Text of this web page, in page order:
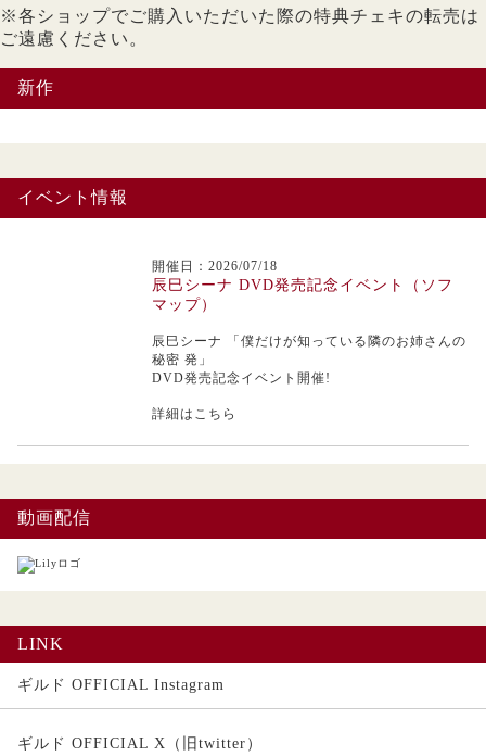
※各ショップでご購入いただいた際の特典チェキの転売は
ご遠慮ください。
新作
イベント情報
開催日：2026/07/18
辰巳シーナ DVD発売記念イベント（ソフ
マップ）
辰巳シーナ
「僕だけが知っている隣のお姉さんの
秘密 発」
DVD発売記念イベント開催!
詳細はこちら
動画配信
LINK
ギルド OFFICIAL Instagram
ギルド OFFICIAL X（旧twitter）